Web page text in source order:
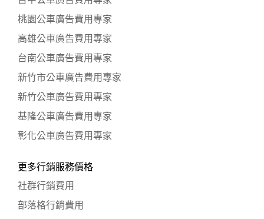
桃園公車廣告費用專家
高雄公車廣告費用專家
台南公車廣告費用專家
新竹市公車廣告費用專家
新竹公車廣告費用專家
基隆公車廣告費用專家
彰化公車廣告費用專家
更多行銷服務價格
社群行銷費用
部落格行銷費用